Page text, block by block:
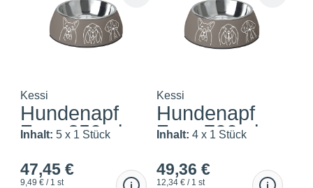
Kessi
Hundenapf
Zaru 350ml
Inhalt: 5 x 1 Stück
47,45 €
9,49 € / 1 st
Kessi
Hundenapf
Zaru 700ml
Inhalt: 4 x 1 Stück
49,36 €
12,34 € / 1 st